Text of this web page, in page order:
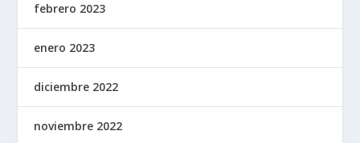
febrero 2023
enero 2023
diciembre 2022
noviembre 2022